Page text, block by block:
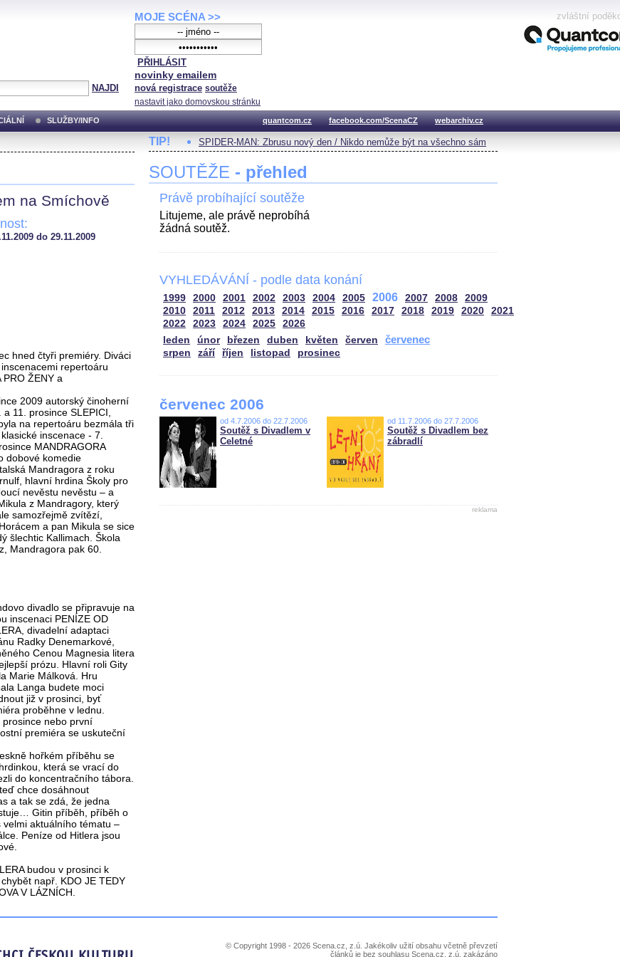
NAJDI
MOJE SCÉNA >>
PŘIHLÁSIT
novinky emailem
nová registrace soutěže
nastavit jako domovskou stránku
zvláštní
SLUŽBY/INFO quantcom.cz facebook.com/ScenaCZ webarchiv.cz
na Smíchově
do 29.11.2009
hned čtyři premiéry. Diváci
repertoáru
PRO ŽENY a
2009 autorský činoherní
11. prosince SLEPICI,
na repertoáru bezmála tři
inscenace - 7.
MANDRAGORA
dobové komedie
Mandragora z roku
hlavní hrdina Školy pro
nevěstu nevěstu – a
z Mandragory, který
samozřejmě zvítězí,
a pan Mikula se sice
šlechtic Kallimach. Škola
Mandragora pak 60.
divadlo se připravuje na
inscenaci PENÍZE OD
divadelní adaptaci
Radky Denemarkové,
Cenou Magnesia litera
prózu. Hlavní roli Gity
Marie Málková. Hru
Langa budete moci
již v prosinci, byť
proběhne v lednu.
nebo první
premiéra se uskuteční
hořkém příběhu se
která se vrací do
do koncentračního tábora.
chce dosáhnout
a tak se zdá, že jedna
Gitin příběh, příběh o
aktuálního tématu –
Peníze od Hitlera jsou
budou v prosinci k
např. KDO JE TEDY
V LÁZNÍCH.
TIP! SPIDER-MAN: Zbrusu nový den / Nikdo nemůže být na všechno sám
SOUTĚŽE - přehled
Právě probíhající soutěže
Litujeme, ale právě neprobíhá
žádná soutěž.
VYHLEDÁVÁNÍ - podle data konání
1999 2000 2001 2002 2003 2004 2005 2006 2007 2008
2009
2010
2011 2012 2013 2014 2015 2016 2017 2018 2019 2020
2021
2022
2023 2024 2025
2026
leden
únor březen duben květen červen červenec
srpen září říjen listopad prosinec
červenec 2006
od 4.7.2006 do 22.7.2006
Soutěž s Divadlem v
Celetné
od 11.7.2006 do 27.7.2006
Soutěž s Divadlem bez
zábradlí
reklama
© Copyright 1998 - 2026 Scena.cz, z.ú. Jakékoliv užití obsahu včetně převzetí
článků je bez souhlasu Scena.cz, z.ú. zakázáno